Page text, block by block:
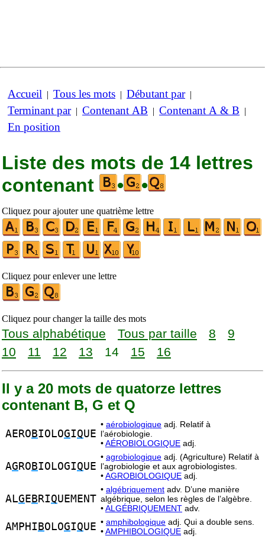
Accueil | Tous les mots | Débutant par|
Terminant par| Contenant AB | Contenant A & B |
En position
Liste des mots de 14 lettres
contenant
• •
Cliquez pour ajouter une quatrième lettre
Cliquez pour enlever une lettre
Cliquez pour changer la taille des mots
Tous alphabétique Tous par taille 8
9
10
11 12 13 14 15 16
Il y a 20 mots de quatorze lettres
contenant B, G et Q
AERO BIOLOGIQUE
• aérobiologique adj. Relatif à
l’aérobiologie.
•AÉROBIOLOGIQUE adj.
AG RO BIOLOGIQUE
• agrobiologique adj. (Agriculture) Relatif à
l’agrobiologie et aux agrobiologistes.
•AGROBIOLOGIQUE adj.
ALG E B RIQUEMENT
• algébriquement adv. D’une manière
algébrique, selon les règles de l’algèbre.
•ALGÉBRIQUEMENT adv.
AMPHI BOLOGIQUE • amphibologique adj. Qui a double sens.
•AMPHIBOLOGIQUE adj.